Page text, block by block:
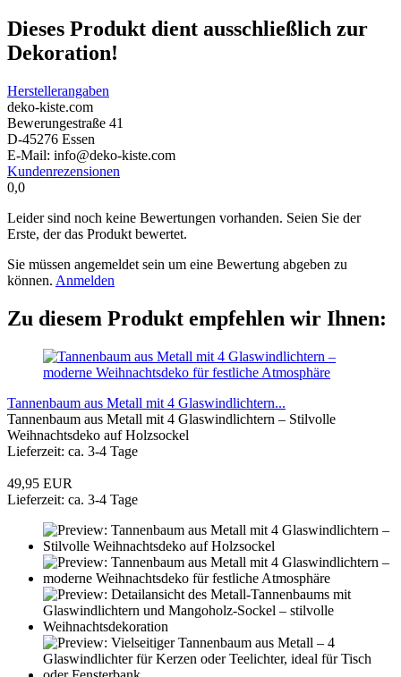
Dieses Produkt dient ausschließlich zur
Dekoration!
Herstellerangaben
deko-kiste.com
Bewerungestraße 41
D-45276 Essen
E-Mail: info@deko-kiste.com
Kundenrezensionen
0,0
Leider sind noch keine Bewertungen vorhanden. Seien Sie der
Erste, der das Produkt bewertet.
Sie müssen angemeldet sein um eine Bewertung abgeben zu
können. Anmelden
Zu diesem Produkt empfehlen wir Ihnen:
Tannenbaum aus Metall mit 4 Glaswindlichtern...
Tannenbaum aus Metall mit 4 Glaswindlichtern – Stilvolle
Weihnachtsdeko auf Holzsockel
Lieferzeit: ca. 3-4 Tage
49,95 EUR
Lieferzeit: ca. 3-4 Tage